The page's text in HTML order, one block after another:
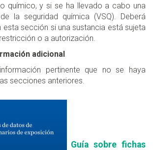
químico, y si se ha llevado a cabo una
la seguridad química (VSQ). Deberá
esta sección si una sustancia está sujeta
o a autorización.
adicional
pertinente que no se haya
secciones anteriores.
Guía sobre fichas